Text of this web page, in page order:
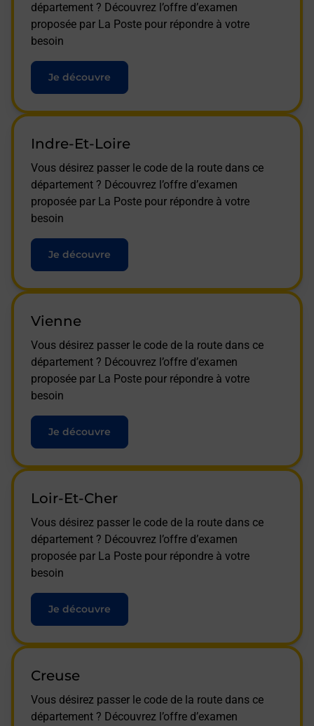
département ? Découvrez l’offre d’examen
proposée par La Poste pour répondre à votre
besoin
Je découvre
Indre-Et-Loire
Vous désirez passer le code de la route dans ce
département ? Découvrez l’offre d’examen
proposée par La Poste pour répondre à votre
besoin
Je découvre
Vienne
Vous désirez passer le code de la route dans ce
département ? Découvrez l’offre d’examen
proposée par La Poste pour répondre à votre
besoin
Je découvre
Loir-Et-Cher
Vous désirez passer le code de la route dans ce
département ? Découvrez l’offre d’examen
proposée par La Poste pour répondre à votre
besoin
Je découvre
Creuse
Vous désirez passer le code de la route dans ce
département ? Découvrez l’offre d’examen